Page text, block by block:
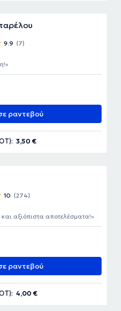
9.9 (7)
ραντεβού
3,50 €
10 (274)
ραντεβού
και αξιόπιστα αποτελέσματα!
4,00 €